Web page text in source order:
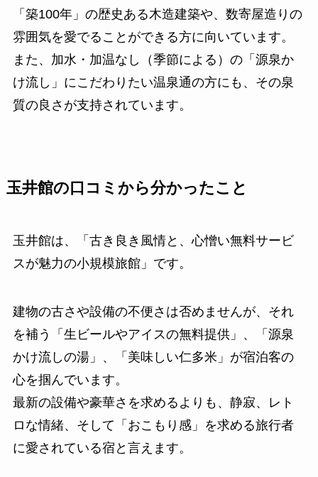
「築100年」の歴史ある木造建築や、数寄屋造りの
雰囲気を愛でることができる方に向いています。
また、加水・加温なし（季節による）の「源泉か
け流し」にこだわりたい温泉通の方にも、その泉
質の良さが支持されています。
玉井館の口コミから分かったこと
玉井館は、「古き良き風情と、心憎い無料サービ
スが魅力の小規模旅館」です。
建物の古さや設備の不便さは否めませんが、それ
を補う「生ビールやアイスの無料提供」、「源泉
かけ流しの湯」、「美味しい仁多米」が宿泊客の
心を掴んでいます。
最新の設備や豪華さを求めるよりも、静寂、レト
ロな情緒、そして「おこもり感」を求める旅行者
に愛されている宿と言えます。